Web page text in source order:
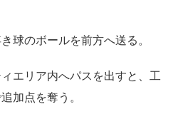
球のボールを前方へ送る。
エリア内へパスを出すと、工
加点を奪う。